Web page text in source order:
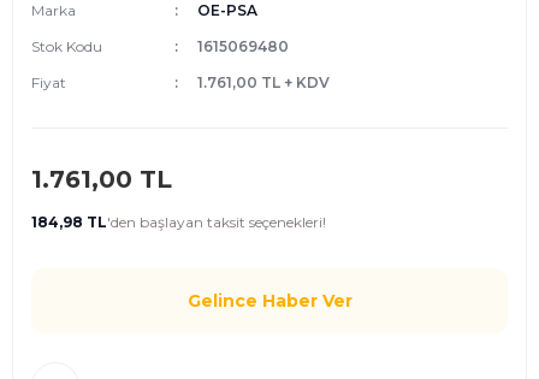
Marka
OE-PSA
Stok Kodu
1615069480
Fiyat
1.761,00 TL + KDV
1.761,00 TL
184,98 TL'den başlayan taksit seçenekleri!
Gelince Haber Ver